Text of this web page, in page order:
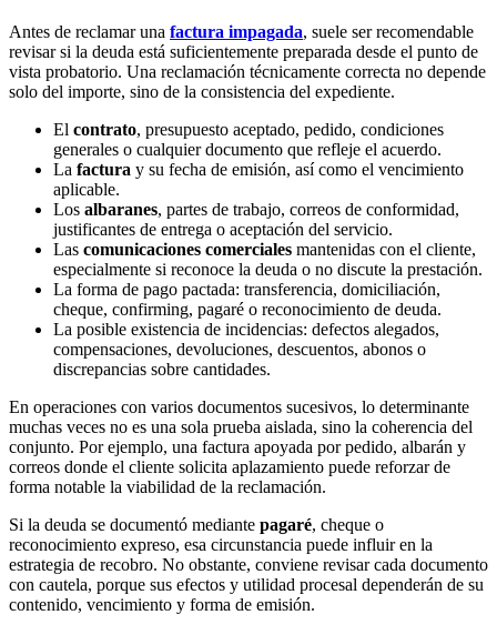
Antes de reclamar una factura impagada, suele ser recomendable
revisar si la deuda está suficientemente preparada desde el punto de
vista probatorio. Una reclamación técnicamente correcta no depende
solo del importe, sino de la consistencia del expediente.
El contrato, presupuesto aceptado, pedido, condiciones
generales o cualquier documento que refleje el acuerdo.
La factura y su fecha de emisión, así como el vencimiento
aplicable.
Los albaranes, partes de trabajo, correos de conformidad,
justificantes de entrega o aceptación del servicio.
Las comunicaciones comerciales mantenidas con el cliente,
especialmente si reconoce la deuda o no discute la prestación.
La forma de pago pactada: transferencia, domiciliación,
cheque, confirming, pagaré o reconocimiento de deuda.
La posible existencia de incidencias: defectos alegados,
compensaciones, devoluciones, descuentos, abonos o
discrepancias sobre cantidades.
En operaciones con varios documentos sucesivos, lo determinante
muchas veces no es una sola prueba aislada, sino la coherencia del
conjunto. Por ejemplo, una factura apoyada por pedido, albarán y
correos donde el cliente solicita aplazamiento puede reforzar de
forma notable la viabilidad de la reclamación.
Si la deuda se documentó mediante pagaré, cheque o
reconocimiento expreso, esa circunstancia puede influir en la
estrategia de recobro. No obstante, conviene revisar cada documento
con cautela, porque sus efectos y utilidad procesal dependerán de su
contenido, vencimiento y forma de emisión.